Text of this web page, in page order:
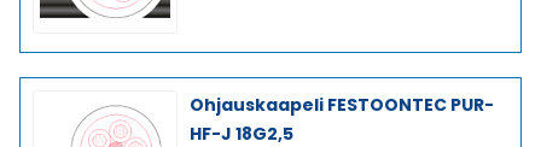
Ohjauskaapeli FESTOONTEC PUR-
HF-J 18G2,5